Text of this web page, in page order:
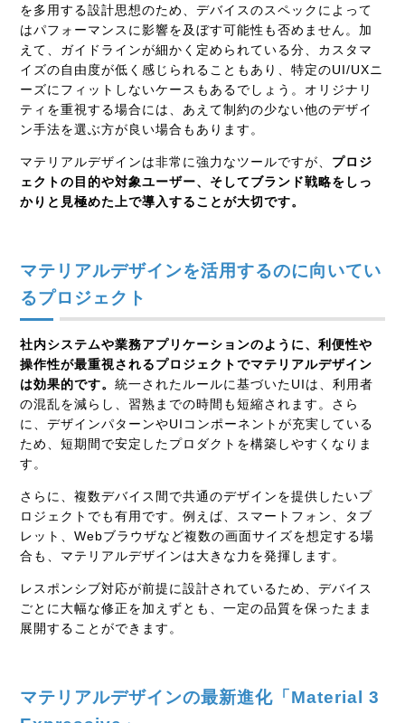
を多用する設計思想のため、デバイスのスペックによって
はパフォーマンスに影響を及ぼす可能性も否めません。加
えて、ガイドラインが細かく定められている分、カスタマ
イズの自由度が低く感じられることもあり、特定のUI/UXニ
ーズにフィットしないケースもあるでしょう。オリジナリ
ティを重視する場合には、あえて制約の少ない他のデザイ
ン手法を選ぶ方が良い場合もあります。
マテリアルデザインは非常に強力なツールですが、 プロジ
ェクトの目的や対象ユーザー、そしてブランド戦略をしっ
かりと見極めた上で導入することが大切です。
マテリアルデザインを活用するのに向いてい
るプロジェクト
社内システムや業務アプリケーションのように、利便性や
操作性が最重視されるプロジェクトでマテリアルデザイン
は効果的です。統一されたルールに基づいたUIは、利用者
の混乱を減らし、習熟までの時間も短縮されます。さら
に、デザインパターンやUIコンポーネントが充実している
ため、短期間で安定したプロダクトを構築しやすくなりま
す。
さらに、複数デバイス間で共通のデザインを提供したいプ
ロジェクトでも有用です。例えば、スマートフォン、タブ
レット、Webブラウザなど複数の画面サイズを想定する場
合も、マテリアルデザインは大きな力を発揮します。
レスポンシブ対応が前提に設計されているため、デバイス
ごとに大幅な修正を加えずとも、一定の品質を保ったまま
展開することができます。
マテリアルデザインの最新進化「Material 3